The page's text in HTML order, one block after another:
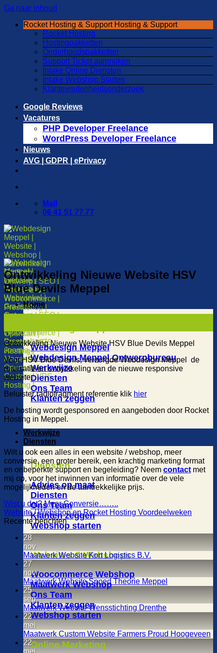
Ga naar inhoud
Rocket Hosting & SupportHosting & Support
Rocket Hosting
Hostingpakketten
Onderhoudspakketten
Support Ticket aanmaken
Intake Online Diensten
Intake Webshop Starten
Klantevredenheidsonderzoek
Google Reviews
Vacatures
PHP Developer Freelance
WordPress Developer Freelance
Nieuws
AVG | GDPR | ePrivacy
Mail
06 41 51 77 77
Home
Webdesign Meppel
Webdesign Meppel Ontwerpbureau
Werkwijze
Diensten
Ons Team
Klanten zeggen
Werkwijze
Diensten
Diensten
Advies op maat
Diensten
Ons Team
Klanten zeggen
Webshop starten
Websites & Webshops
Woocommerce Webshop
Maatwerk Webshop
Ons Team
Klanten zeggen
Webshop starten
Online Marketing
Ontwikkeling Nieuwe Website HSV
Blue Devils Meppel
Ontwikkeling Nieuwe Website HSV Blue Devils Meppel
Voor HSV Blue Devils, verzorgde Webdesign Meppel de
realisatie en ontwikkeling van de nieuwe responsive
website.
Beluister radiofragment referentie klik hier
De hosting wordt gesponsored en aangeboden door Rocket
Hosting in Meppel.
Wilt u ook een alles in een website / webshop, meer
conversie, een groter bereik, een krachtig marketing format
en onbeperkte support en begeleiding? Neem contact met
mij op, voor het inwinnen van informatie over de vele
mogelijkheden en de aantrekkelijke prijs.
Wist u dat? Meer Conversie……..
Website / Webshop en Rocket Hosting Voordeelweken
Recente berichten
28
nov
Maatwerk Website Kort Logistics B.V.
27
nov
Maatwerk Website Spoed Theorie Meppel
25
sep
Maatwerk Website Wensstichting Drenthe
22
mei
Maatwerk Custom Website Farmers Proud Hoogeveen
22
mei